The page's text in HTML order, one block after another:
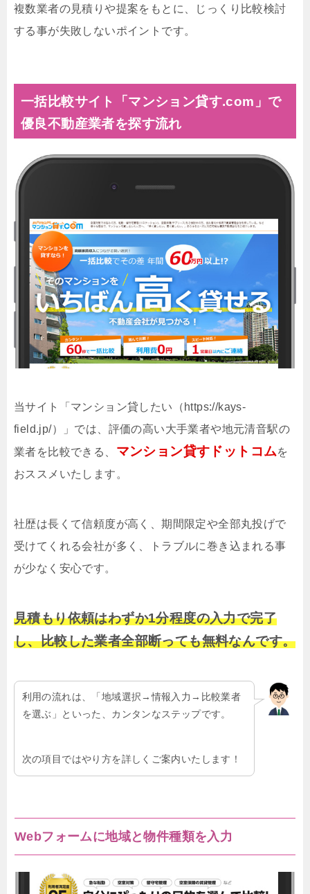
複数業者の見積りや提案をもとに、じっくり比較検討
する事が失敗しないポイントです。
一括比較サイト「マンション貸す.com」で
優良不動産業者を探す流れ
当サイト「マンション貸したい（https://kays-
field.jp/）」では、評価の高い大手業者や地元清音駅の
業者を比較できる、 マンション貸すドットコムを
おススメいたします。
社歴は長くて信頼度が高く、期間限定や全部丸投げで
受けてくれる会社が多く、トラブルに巻き込まれる事
が少なく安心です。
見積もり依頼はわずか1分程度の入力で完了
し、比較した業者全部断っても無料なんです。
利用の流れは、「地域選択→情報入力→比較業者
を選ぶ」といった、カンタンなステップです。
次の項目ではやり方を詳しくご案内いたします！
Webフォームに地域と物件種類を入力